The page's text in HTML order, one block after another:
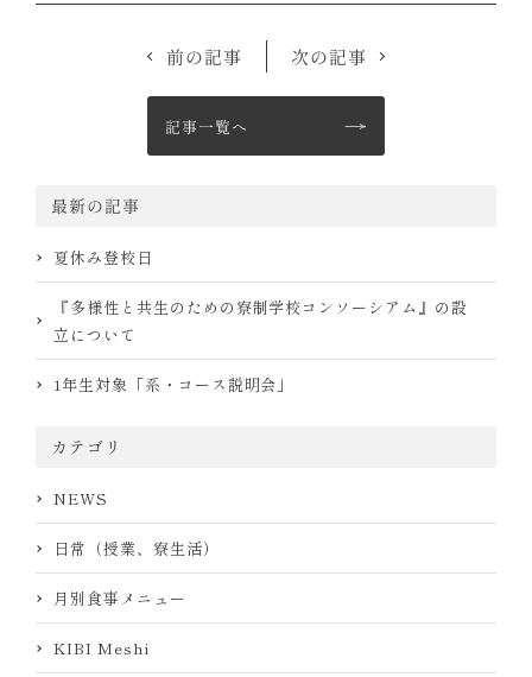
最新の記事
夏休み登校日
『多様性と共生のための寮制学校コンソーシアム』の設
立について
1年生対象「系・コース説明会」
カテゴリ
NEWS
日常（授業、寮生活）
月別食事メニュー
KIBI Meshi
記事一覧へ
前の記事 次の記事